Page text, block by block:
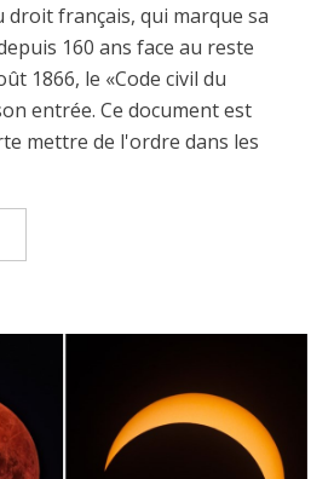
droit français, qui marque sa
160 ans face au reste
1866, le «Code civil du
entrée. Ce document est
mettre de l'ordre dans les